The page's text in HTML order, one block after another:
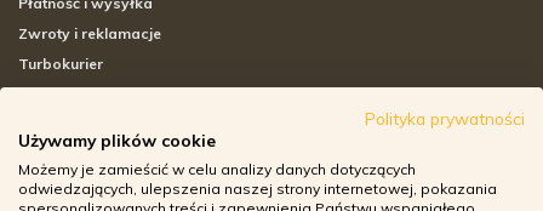
Zwroty i reklamacje
Turbokurier
Adresy sklepów stacjonarnych
Godziny otwarcia sklepów
Polityka prywatności
Używamy plików cookie
Możemy je zamieścić w celu analizy danych dotyczących
odwiedzających, ulepszenia naszej strony internetowej, pokazania